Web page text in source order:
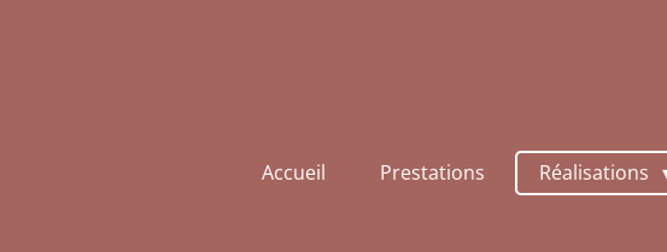
Accueil Prestations Réalisations